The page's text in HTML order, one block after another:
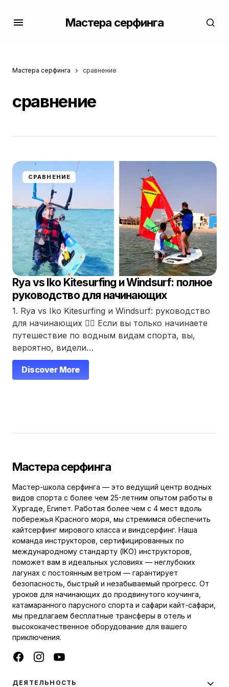
Мастера серфинга
Мастера серфинга сравнение
сравнение
СРАВНЕНИЕ
Rya vs Iko Kitesurfing и Windsurf: полное
руководство для начинающих
1. Rya vs Iko Kitesurfing и Windsurf: руководство
для начинающих 🏄‍♂️ Если вы только начинаете
путешествие по водным видам спорта, вы,
вероятно, видели…
Discover More
Мастера серфинга
Мастер-школа серфинга — это ведущий центр водных
видов спорта с более чем 25-летним опытом работы в
Хургаде, Египет. Работая более чем с 4 мест вдоль
побережья Красного моря, мы стремимся обеспечить
кайтсерфинг мирового класса и виндсерфинг. Наша
команда инструкторов, сертифицированных по
международному стандарту (IKO) инструкторов,
поможет вам в идеальных условиях — неглубоких
лагунах с постоянным ветром — гарантирует
безопасность, быстрый и незабываемый прогресс. От
уроков для начинающих до продвинутого коучинга,
катамаранного парусного спорта и сафари кайт-сафари,
мы предлагаем бесплатные трансферы в отель и
высококачественное оборудование для вашего
приключения.
ДЕЯТЕЛЬНОСТЬ